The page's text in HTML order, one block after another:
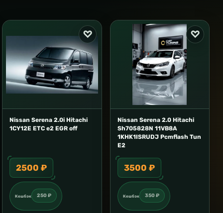
Nissan Serena 2.0i Hitachi
1CY12E ETC e2 EGR off
2500 ₽
Кешбэк 250 ₽
Nissan Serena 2.0 Hitachi
Sh705828N 11VB8A
1KHK1ISRUDJ Pcmflash Tun
E2
3500 ₽
Кешбэк 350 ₽